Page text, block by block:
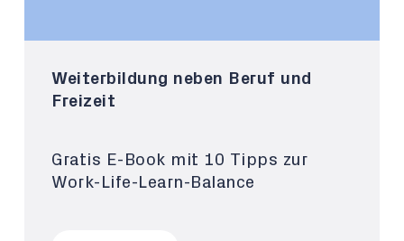
Weiterbildung neben Beruf und
Freizeit
Gratis E-Book mit 10 Tipps zur
Work-Life-Learn-Balance